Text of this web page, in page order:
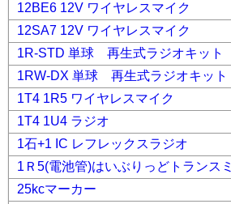
12BE6 12V ワイヤレスマイク
12SA7 12V ワイヤレスマイク
1R-STD 単球 再生式ラジオキット
1RW-DX 単球 再生式ラジオキッ
1T4 1R5 ワイヤレスマイク
1T4 1U4 ラジオ
1石+1 IC レフレックスラジオ
1Ｒ5(電池管)はいぶりっどトランス
25kcマーカー